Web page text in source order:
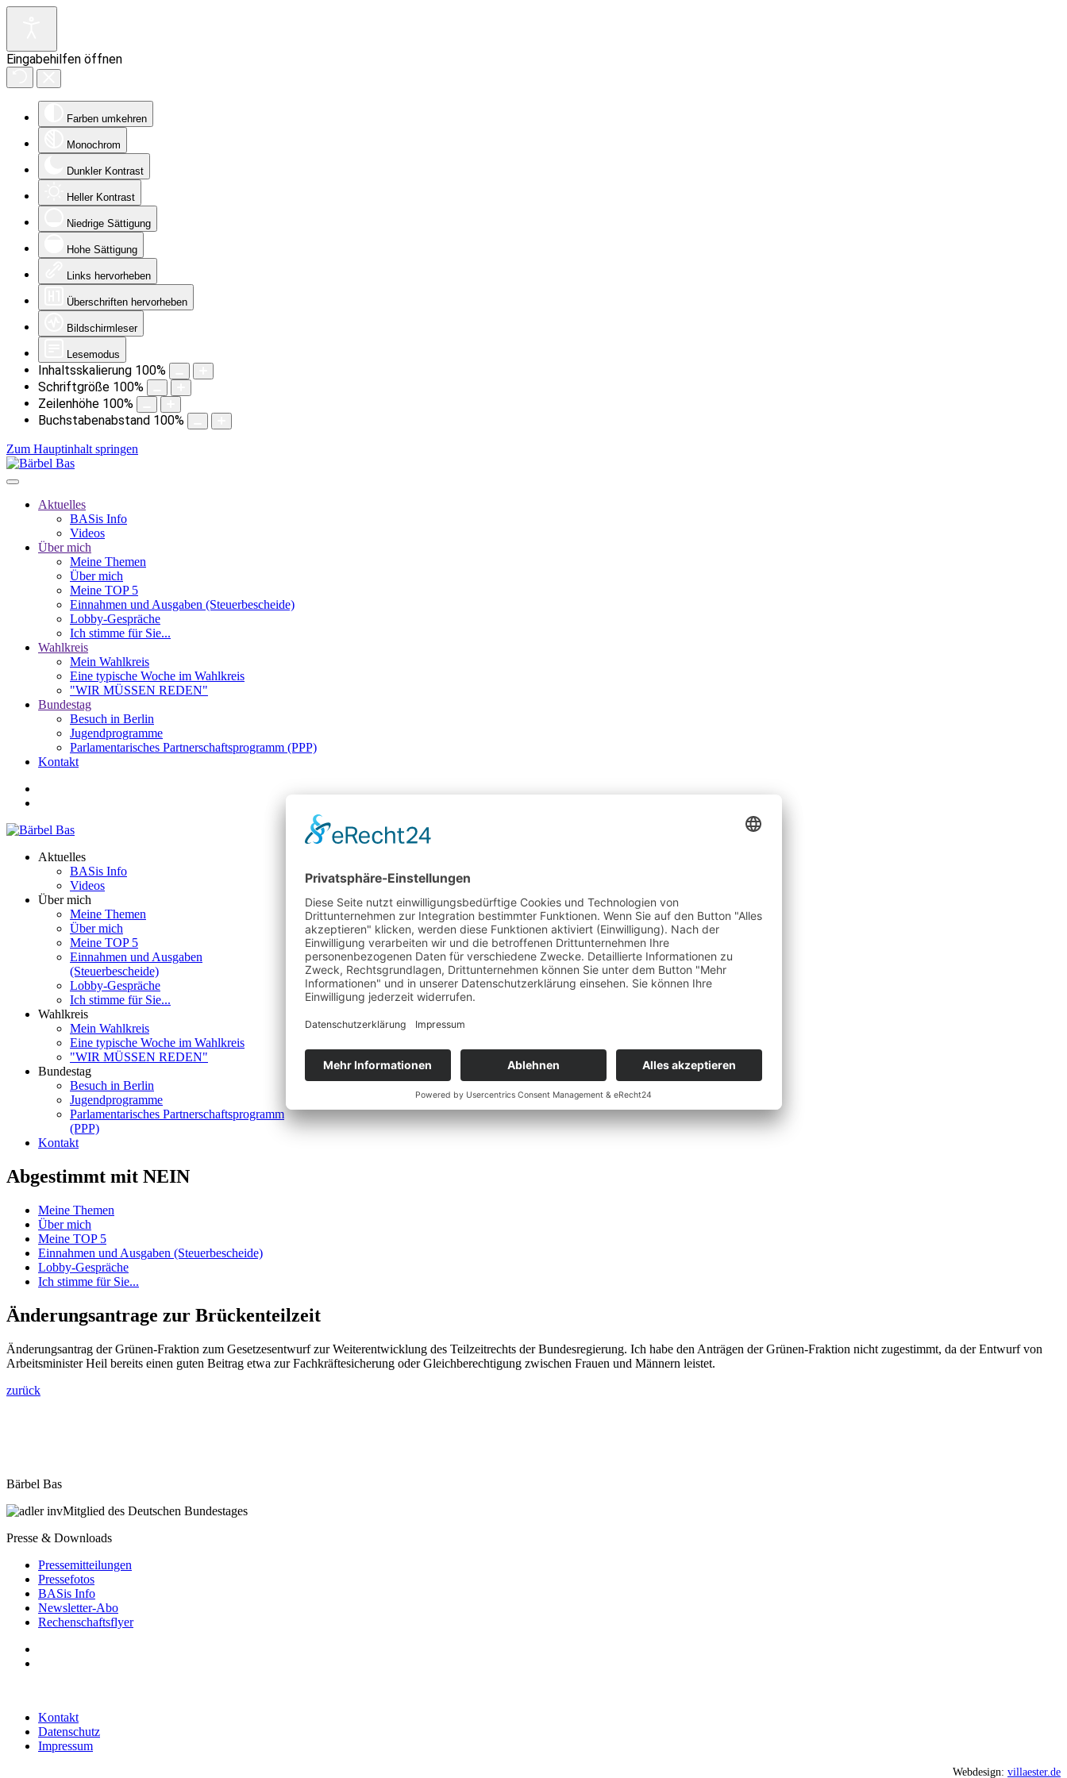
Eingabehilfen öffnen
Farben umkehren
Monochrom
Dunkler Kontrast
Heller Kontrast
Niedrige Sättigung
Hohe Sättigung
Links hervorheben
Überschriften hervorheben
Bildschirmleser
Lesemodus
Inhaltsskalierung 100%
Schriftgröße 100%
Zeilenhöhe 100%
Buchstabenabstand 100%
Zum Hauptinhalt springen
Aktuelles
BASis Info
Videos
Über mich
Meine Themen
Über mich
Meine TOP 5
Einnahmen und Ausgaben (Steuerbescheide)
Lobby-Gespräche
Ich stimme für Sie...
Wahlkreis
Mein Wahlkreis
Eine typische Woche im Wahlkreis
"WIR MÜSSEN REDEN"
Bundestag
Besuch in Berlin
Jugendprogramme
Parlamentarisches Partnerschaftsprogramm (PPP)
Kontakt
Aktuelles
BASis Info
Videos
Über mich
Meine Themen
Über mich
Meine TOP 5
Einnahmen und Ausgaben
(Steuerbescheide)
Lobby-Gespräche
Ich stimme für Sie...
Wahlkreis
Mein Wahlkreis
Eine typische Woche im Wahlkreis
"WIR MÜSSEN REDEN"
Bundestag
Besuch in Berlin
Jugendprogramme
Parlamentarisches Partnerschaftsprogramm
(PPP)
Kontakt
Abgestimmt mit NEIN
Meine Themen
Über mich
Meine TOP 5
Einnahmen und Ausgaben (Steuerbescheide)
Lobby-Gespräche
Ich stimme für Sie...
Änderungsantrage zur Brückenteilzeit
Änderungsantrag der Grünen-Fraktion zum Gesetzesentwurf zur Weiterentwicklung des Teilzeitrechts der Bundesregierung. Ich habe den Anträgen der Grünen-Fraktion nicht zugestimmt, da der Entwurf von
Arbeitsminister Heil bereits einen guten Beitrag etwa zur Fachkräftesicherung oder Gleichberechtigung zwischen Frauen und Männern leistet.
zurück
Bärbel Bas
Mitglied des Deutschen Bundestages
Presse & Downloads
Pressemitteilungen
Pressefotos
BASis Info
Newsletter-Abo
Rechenschaftsflyer
Kontakt
Datenschutz
Impressum
Webdesign: villaester.de